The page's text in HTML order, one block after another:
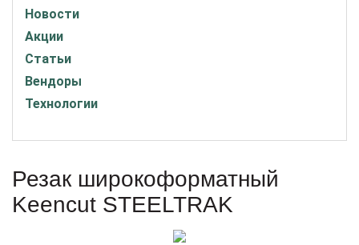
Новости
Акции
Статьи
Вендоры
Технологии
Резак широкоформатный
Keencut STEELTRAK